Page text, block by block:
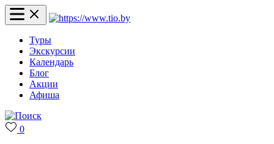
Туры
Экскурсии
Календарь
Блог
Акции
Афиша
0